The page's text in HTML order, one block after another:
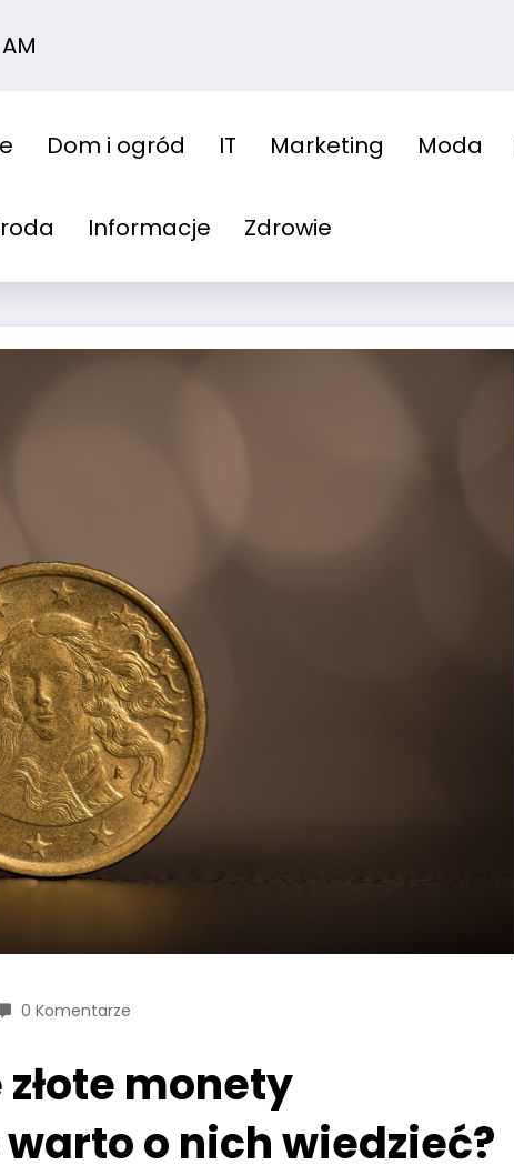
Dom i ogród IT Marketing Moda
Informacje Zdrowie
0 Komentarze
monety
o nich wiedzieć?